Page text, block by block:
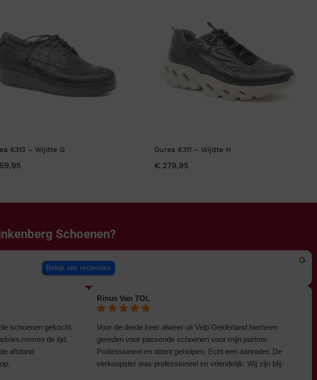
6313 – Wijdte G Durea 6311 – Wijdte H
€ 279,95
Schoenen?
Bekijk alle recensies
schoenen gekocht.
de tijd.
afstand
Rinus Van TOL
Voor de derde keer alweer uit Velp Gelderland hierheen
gereden voor passende schoenen voor mijn partner.
Professioneel en attent geholpen. Echt een aanrader. De
verkoopster was professioneel en vriendelijk. Wij zijn blij.